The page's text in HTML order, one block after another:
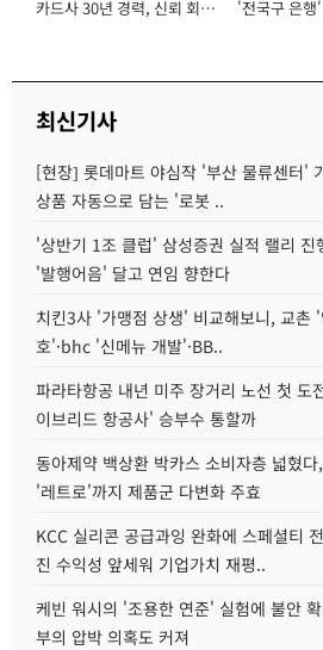
카드사 30년 경력, 신뢰 회복
'전국구 은행
최신기사
[현장] 롯데마트 야심작 '부산 물류센터'
상품 자동으로 담는 '로봇 ..
'상반기 1조 클럽' 삼성증권 실적 랠리 진
'발행어음' 달고 연임 향한다
치킨3사 '가맹점 상생' 비교해보니, 교촌
호'·bhc '신메뉴 개발'·BB..
파라타항공 내년 미주 장거리 노선 첫 도
이브리드 항공사' 승부수 통할까
동아제약 백상환 박카스 소비자층 넓혔
'레트로'까지 제품군 다변화 주효
KCC 실리콘 공급과잉 완화에 스페셜티
진 수익성 앞세워 기업가치 재평..
케빈 워시의 '조용한 연준' 실험에 불안
부의 압박 의혹도 커져